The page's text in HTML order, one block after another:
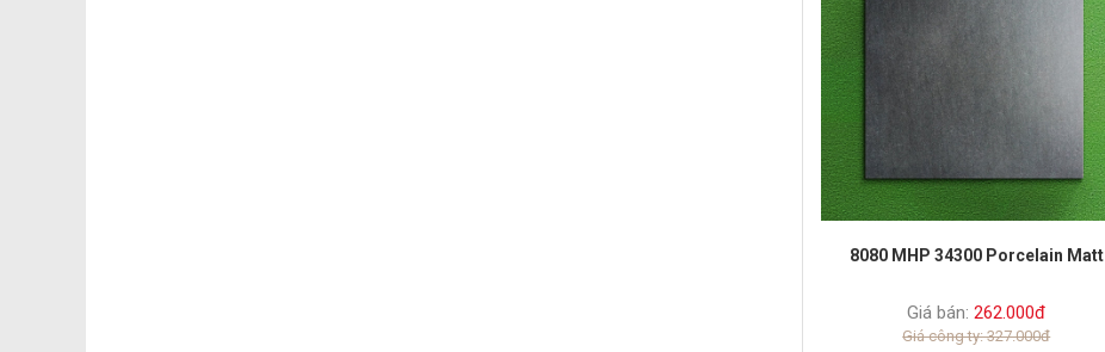
8080 MHP 34300 Porcelain Matt
Giá bán: 262.000đ
Giá công ty: 327.000đ